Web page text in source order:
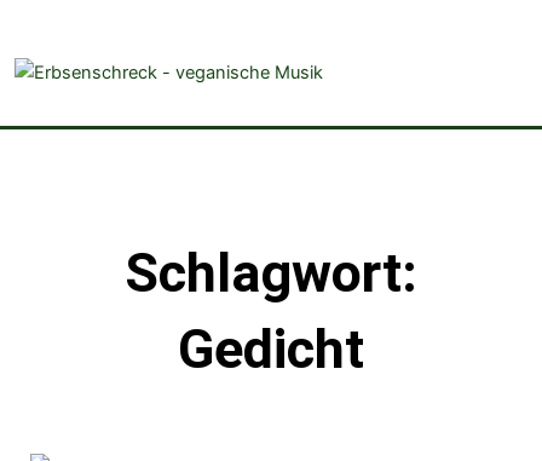
Schlagwort:
Gedicht